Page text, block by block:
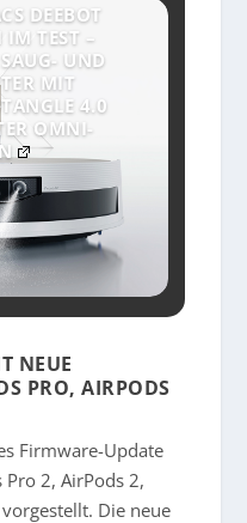
DEEBOT
TEST –
SAUG- UND
MIT
4.0
OMNI-
NEUE
PRO, AIRPODS
Firmware-Update
2, AirPods 2,
Die neue